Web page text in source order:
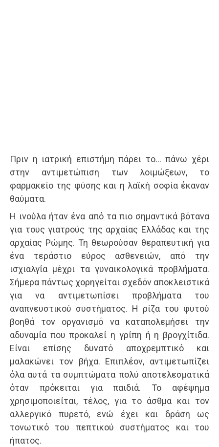
Πριν η ιατρική επιστήμη πάρει το… πάνω χέρι
στην αντιμετώπιση των λοιμώξεων, το
φαρμακείο της φύσης και η λαϊκή σοφία έκαναν
θαύματα.
Η ινούλα ήταν ένα από τα πιο σημαντικά βότανα
για τους γιατρούς της αρχαίας Ελλάδας και της
αρχαίας Ρώμης. Τη θεωρούσαν θεραπευτική για
ένα τεράστιο εύρος ασθενειών, από την
ισχιαλγία μέχρι τα γυναικολογικά προβλήματα.
Σήμερα πάντως χορηγείται σχεδόν αποκλειστικά
για να αντιμετωπίσει προβλήματα του
αναπνευστικού συστήματος. Η ρίζα του φυτού
βοηθά τον οργανισμό να καταπολεμήσει την
αδυναμία που προκαλεί η γρίπη ή η βρογχίτιδα.
Είναι επίσης δυνατό αποχρεμπτικό και
μαλακώνει τον βήχα. Επιπλέον, αντιμετωπίζει
όλα αυτά τα συμπτώματα πολύ αποτελεσματικά
όταν πρόκειται για παιδιά. Το αφέψημα
χρησιμοποιείται, τέλος, για το άσθμα και τον
αλλεργικό πυρετό, ενώ έχει και δράση ως
τονωτικό του πεπτικού συστήματος και του
ήπατος.